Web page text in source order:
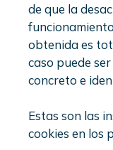
de que la
obtenida es
caso puede
concreto e
Estas son las
cookies en los